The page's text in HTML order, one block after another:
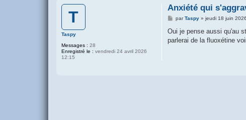
T
Taspy
Messages : 28
Enregistré le : vendredi 24 avril 2026
12:15
Anxiété qui
M
s
a
parTaspy» jeudi 18 juin
Oui je pense aussi qu'au
parlerai de la fluoxétine